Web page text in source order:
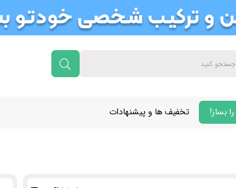
بساز! تخفیف ها و پیشنهادات